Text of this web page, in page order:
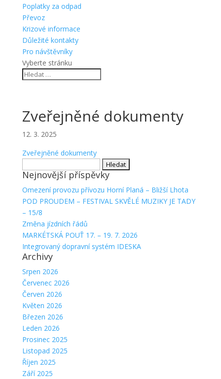
Poplatky za odpad
Převoz
Krizové informace
Důležité kontakty
Pro návštěvníky
Vyberte stránku
Zveřejněné dokumenty
12. 3. 2025
Zveřejněné dokumenty
Nejnovější příspěvky
Omezení provozu přívozu Horní Planá – Bližší Lhota
POD PROUDEM – FESTIVAL SKVĚLÉ MUZIKY JE TADY
– 15/8
Změna jízdních řádů
MARKÉTSKÁ POUŤ 17. – 19. 7. 2026
Integrovaný dopravní systém IDESKA
Archivy
Srpen 2026
Červenec 2026
Červen 2026
Květen 2026
Březen 2026
Leden 2026
Prosinec 2025
Listopad 2025
Říjen 2025
Září 2025